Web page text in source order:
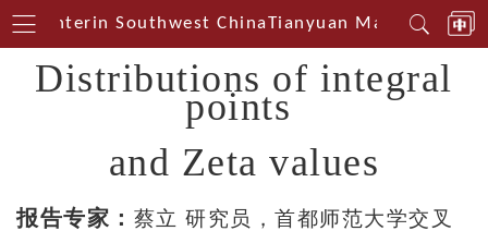
Centerin Southwest ChinaTianyuan Mathematical
Distributions of integral
points
and Zeta values
报告专家： 蔡立 研究员，首都师范大学交叉